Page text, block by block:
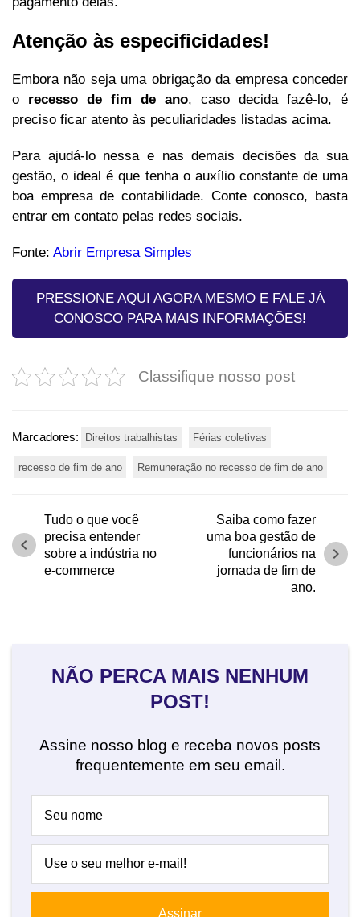
Atenção às especificidades!
Embora não seja uma obrigação da empresa conceder
o recesso de fim de ano, caso decida fazê-lo, é
preciso ficar atento às peculiaridades listadas acima.
Para ajudá-lo nessa e nas demais decisões da sua
gestão, o ideal é que tenha o auxílio constante de uma
boa empresa de contabilidade. Conte conosco, basta
entrar em contato pelas redes sociais.
Fonte: Abrir Empresa Simples
PRESSIONE AQUI AGORA MESMO E FALE JÁ
CONOSCO PARA MAIS INFORMAÇÕES!
Classifique nosso post
Marcadores: Direitos trabalhistas Férias coletivas
recesso de fim de ano Remuneração no recesso de fim de ano
Tudo o que você
precisa entender
sobre a indústria no
e-commerce
chevron_left
Saiba como fazer
uma boa gestão de
funcionários na
jornada de fim de
ano.
chevron_right
NÃO PERCA MAIS NENHUM
POST!
Assine nosso blog e receba novos posts
frequentemente em seu email.